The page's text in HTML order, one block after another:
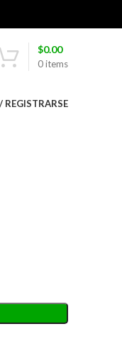
0items
$0.00
REGISTRARSE